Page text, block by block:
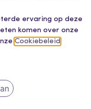
ervaring op deze
komen over onze
Cookiebeleid